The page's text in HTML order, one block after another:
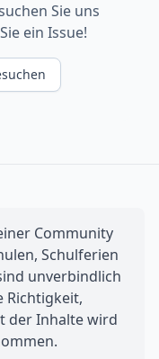
Sie uns
ein Issue!
Community
Schulferien
unverbindlich
Richtigkeit,
der Inhalte wird